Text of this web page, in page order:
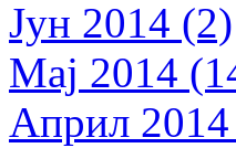
Јун 2014 (2)
Мај 2014
Април